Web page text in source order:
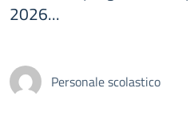
2026...
Personale scolastico